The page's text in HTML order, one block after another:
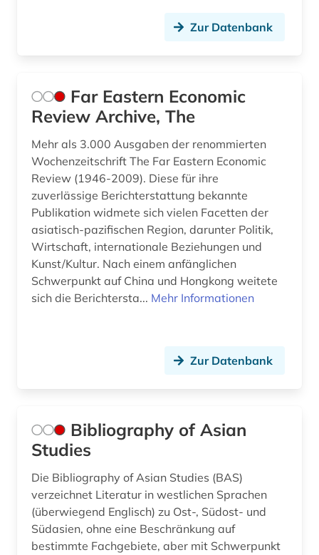
Zur Datenbank
Far Eastern Economic
Review Archive, The
Mehr als 3.000 Ausgaben der renommierten
Wochenzeitschrift The Far Eastern Economic
Review (1946-2009). Diese für ihre
zuverlässige Berichterstattung bekannte
Publikation widmete sich vielen Facetten der
asiatisch-pazifischen Region, darunter Politik,
Wirtschaft, internationale Beziehungen und
Kunst/Kultur. Nach einem anfänglichen
Schwerpunkt auf China und Hongkong weitete
sich die Berichtersta... Mehr Informationen
Zur Datenbank
Bibliography of Asian
Studies
Die Bibliography of Asian Studies (BAS)
verzeichnet Literatur in westlichen Sprachen
(überwiegend Englisch) zu Ost-, Südost- und
Südasien, ohne eine Beschränkung auf
bestimmte Fachgebiete, aber mit Schwerpunkt